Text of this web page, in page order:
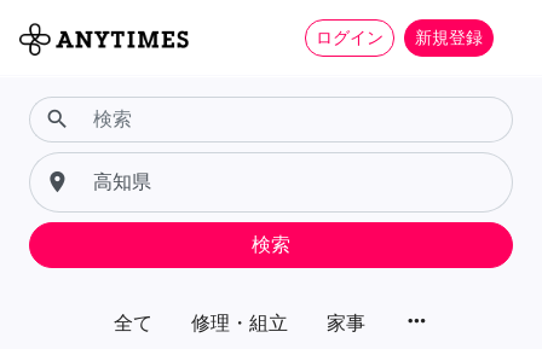
ログイン 新規登録
全て 修理・組立 家事 more_horiz
search
place
検索